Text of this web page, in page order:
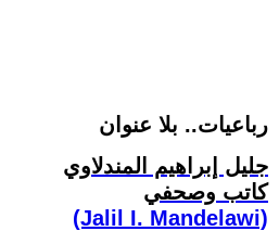
رباعيات.. بلا عنوان
جليل إبراهيم المندلاوي
كاتب وصحفي
(Jalil I. Mandelawi)